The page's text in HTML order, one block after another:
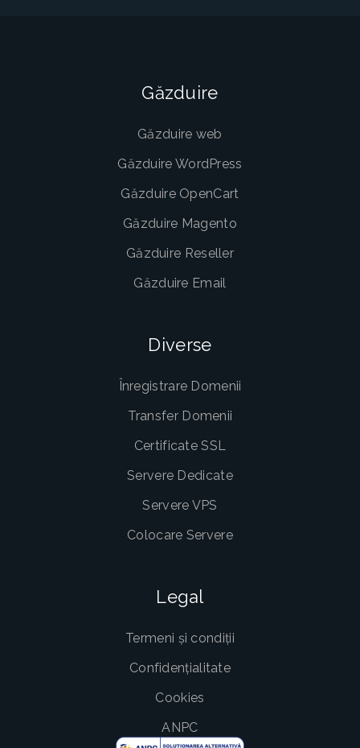
Găzduire
Găzduire web
Găzduire WordPress
Găzduire OpenCart
Găzduire Magento
Găzduire Reseller
Găzduire Email
Diverse
Înregistrare Domenii
Transfer Domenii
Certificate SSL
Servere Dedicate
Servere VPS
Colocare Servere
Legal
Termeni și condiții
Confidențialitate
Cookies
ANPC